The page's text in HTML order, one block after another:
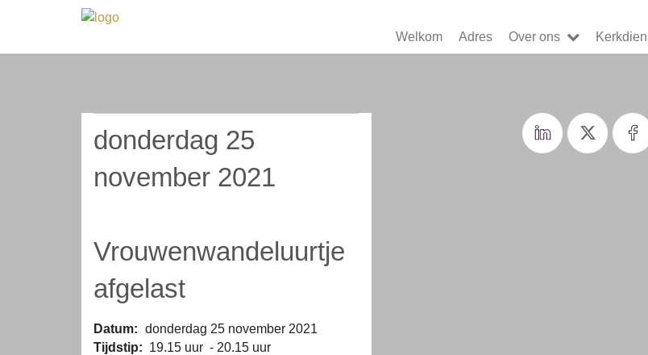
Welkom Adres Over ons
donderdag 25
november 2021
Vrouwenwandeluurtje
afgelast
Datum: donderdag 25 november 2021
Tijdstip: 19.15 uur - 20.15 uur